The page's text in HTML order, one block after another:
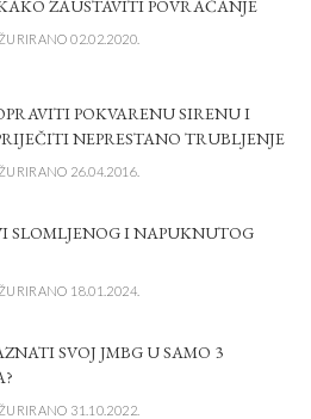
ZAUSTAVITI POVRAĆANJE
02.02.2020.
POKVARENU SIRENU I
NEPRESTANO TRUBLJENJE
26.04.2016.
SLOMLJENOG I NAPUKNUTOG
18.01.2024.
SVOJ JMBG U SAMO 3
31.10.2022.